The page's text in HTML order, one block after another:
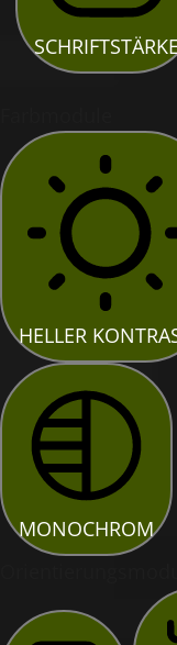
HELLER
MONOCHROM